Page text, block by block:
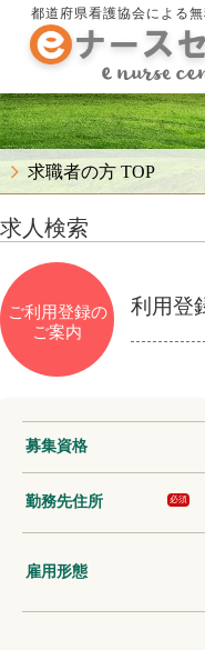
都道府県看護協会による
求職者の方 TOP
求人検索
ご利用登録の
ご案内
利用登
募集資格
勤務先住所 必須
雇用形態